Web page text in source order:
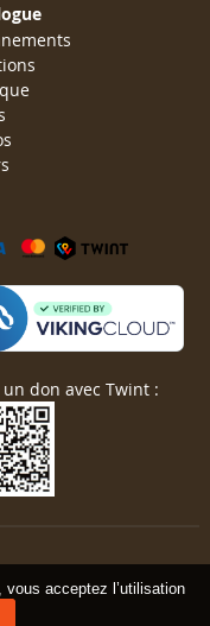
acceptez l’utilisation
un don avec Twint :